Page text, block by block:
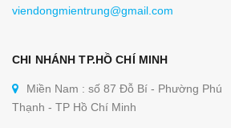
viendongmientrung@gmail.com
CHI NHÁNH TP.HỒ CHÍ MINH
Miền Nam : số 87 Đỗ Bí - Phường Phú
Thạnh - TP Hồ Chí Minh